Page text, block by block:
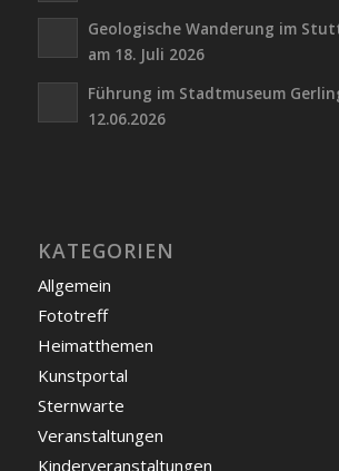
Geologische Wanderung im
am 18. Juli 2026
Führung im Stadtmuseum
12.06.2026
KATEGORIEN
Allgemein
Fototreff
Heimatthemen
Kunstportal
Sternwarte
Veranstaltungen
Kinderveranstaltungen